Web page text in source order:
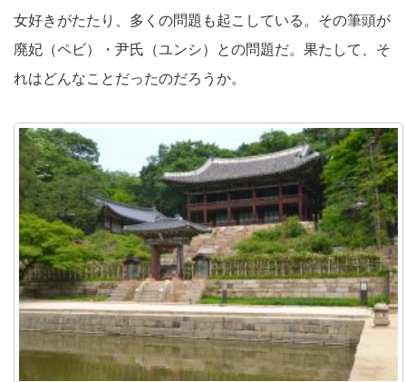
女好きがたたり、多くの問題も起こしている。その筆頭が
廃妃（ペビ）・尹氏（ユンシ）との問題だ。果たして、そ
れはどんなことだったのだろうか。